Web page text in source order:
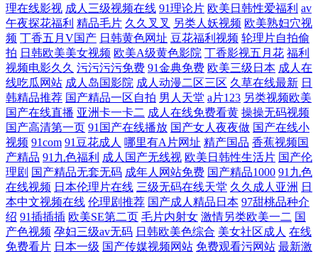
理在线影视 成人三级视频在线 91理论片 欧美日韩性爱福利 av
午夜探花福利 精品毛片 久久叉叉 另类人妖视频 欧美熟妇穴视
频 丁香五月V国产 日韩黄色网址 豆花福利视频 轮理片自拍偷
拍 日韩欧美美女视频 欧美A级黄色影院 丁香影视五月花 福利
视频电影久久 污污污污免费 91金典免费 欧美三级日本 成人在
线吃瓜网站 成人岛国影院 成人动漫二区三区 久草在线最新 日
韩精品推荐 国产精品一区自拍 男人天堂 a片123 另类视频欧美
国产在线直播 亚洲卡一卡二 成人在线免费看黄 操操无码视频
国产高清第一页 91国产在线播放 国产女人夜夜做 国产在线小
视频 91com 91豆花成人 哪里有A片网址 精产国品 香蕉视频国
产精品 91九色福利 成人国产无线视 欧美日韩性生活片 国产伦
理剧 国产精品无套无码 成年人网站免费 国产精品1000 91九色
在线视频 日本伦理片在线 三级无码在线天堂 久久成人亚洲 日
本中文视频在线 伦理剧推荐 国产成人精品日本 97甜桃品种介
绍 91插插插 欧美SE第二页 毛片内射女 激情另类欧美一二 国
产色视频 孕妇三级av无码 日韩欧美色综合 美女社区成人 在线
免费看片 日本一级 国产传媒视频网站 免费观看污网站 最新激